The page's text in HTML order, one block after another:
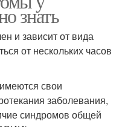
знать
и зависит от вида
от нескольких часов
свои
заболевания,
синдромов общей